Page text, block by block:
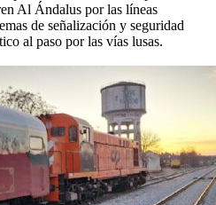
Al Ándalus por las líneas
de señalización y seguridad
al paso por las vías lusas.